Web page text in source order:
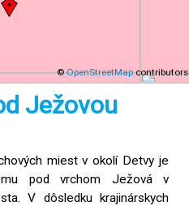
©OpenStreetMapcontributors
Ježovou
miest v okolí Detvy je
pod vrchom Ježová v
V dôsledku krajinárskych